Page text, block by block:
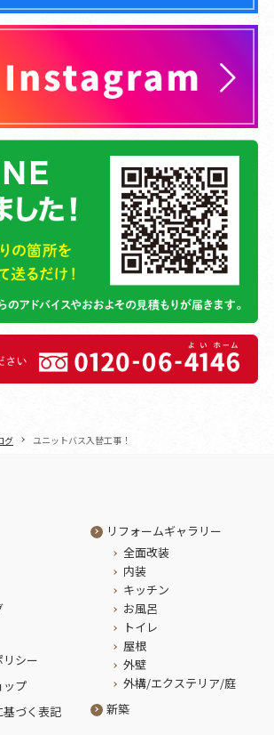
グ ユニットバス入替工事！
シー
ップ
づく表記
リフォームギャラリー
全面改装
内装
キッチン
お風呂
トイレ
屋根
外壁
外構/エクステリア/庭
新築